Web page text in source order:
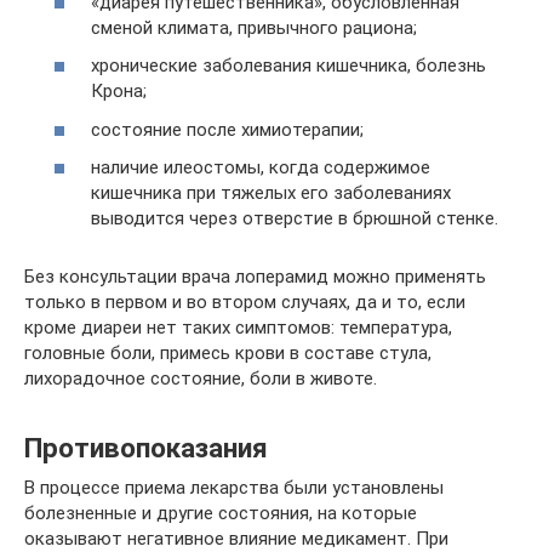
сменой климата, привычного рациона;
хронические заболевания кишечника, болезнь
Крона;
состояние после химиотерапии;
наличие илеостомы, когда содержимое
кишечника при тяжелых его заболеваниях
выводится через отверстие в брюшной стенке.
Без консультации врача лоперамид можно применять
только в первом и во втором случаях, да и то, если
кроме диареи нет таких симптомов: температура,
головные боли, примесь крови в составе стула,
лихорадочное состояние, боли в животе.
Противопоказания
В процессе приема лекарства были установлены
болезненные и другие состояния, на которые
оказывают негативное влияние медикамент. При